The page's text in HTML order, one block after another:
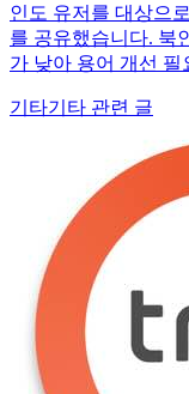
인도 유저를 대상으
를 공유했습니다. 북
가 낮아 용어 개선
기타기타 관련 글